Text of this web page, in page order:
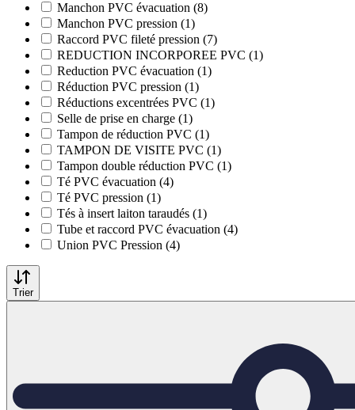
Manchon PVC évacuation (8)
Manchon PVC pression (1)
Raccord PVC fileté pression (7)
REDUCTION INCORPOREE PVC (1)
Reduction PVC évacuation (1)
Réduction PVC pression (1)
Réductions excentrées PVC (1)
Selle de prise en charge (1)
Tampon de réduction PVC (1)
TAMPON DE VISITE PVC (1)
Tampon double réduction PVC (1)
Té PVC évacuation (4)
Té PVC pression (1)
Tés à insert laiton taraudés (1)
Tube et raccord PVC évacuation (4)
Union PVC Pression (4)
Trier